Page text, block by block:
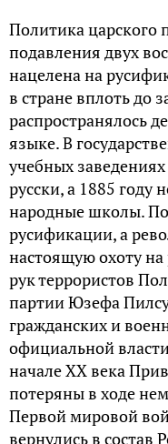
Политика царского
подавления двух
нацелена на
в стране вплоть до
распространялось
языке. В
учебных
русски, а 1885 году
народные школы.
русификации, а
настоящую охоту на
рук террористов
партии Юзефа
гражданских и
официальной
начале XX века
потеряны в ходе
Первой мировой
вернулись в состав